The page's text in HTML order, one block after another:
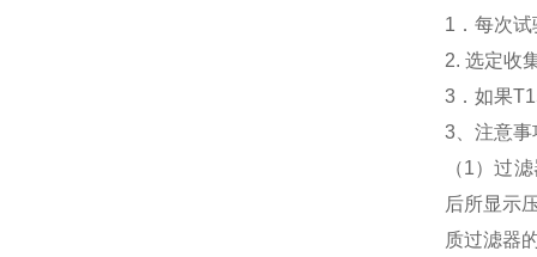
1．每次
2. 选定收
3．如果
3、注意事
（1）过
后所显示
质过滤器